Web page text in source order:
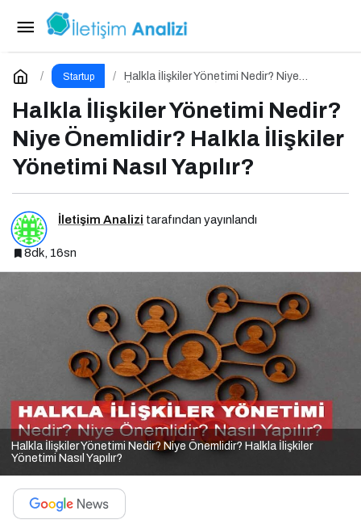
Startup
Halkla İlişkiler Yönetimi Nedir? Niye
Yapılır?
Halkla İlişkiler Yönetimi Nedir?
Niye Önemlidir? Halkla İlişkiler
Yönetimi Nasıl Yapılır?
İletişim Analizi tarafından yayınlandı
8dk, 16sn
Halkla İlişkiler Yönetimi Nedir? Niye Önemlidir? Halkla İlişkiler
Yönetimi Nasıl Yapılır?
Etkinlik Yönetimi Nedir? Niye Önemlidir?
Etkinlik Yönetimi Nasıl Yapılır?
Yorum Yap